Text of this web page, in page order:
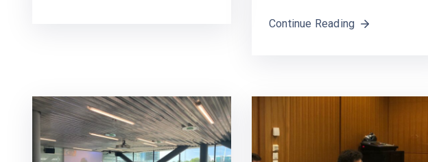
Continue Reading